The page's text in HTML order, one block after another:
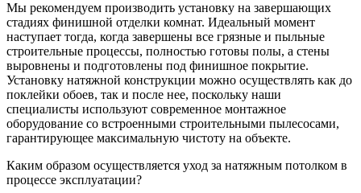
Мы рекомендуем производить установку на завершающих
стадиях финишной отделки комнат. Идеальный момент
наступает тогда, когда завершены все грязные и пыльные
строительные процессы, полностью готовы полы, а стены
выровнены и подготовлены под финишное покрытие.
Установку натяжной конструкции можно осуществлять как до
поклейки обоев, так и после нее, поскольку наши
специалисты используют современное монтажное
оборудование со встроенными строительными пылесосами,
гарантирующее максимальную чистоту на объекте.
Каким образом осуществляется уход за натяжным потолком в
процессе эксплуатации?